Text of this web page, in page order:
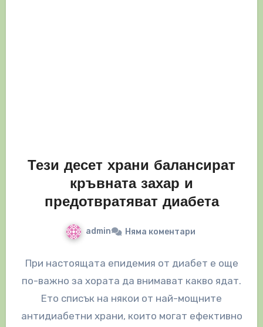
Тези десет храни балансират
кръвната захар и
предотвратяват диабета
admin Няма коментари
При настоящата епидемия от диабет е още
по-важно за хората да внимават какво ядат.
Ето списък на някои от най-мощните
антидиабетни храни, които могат ефективно